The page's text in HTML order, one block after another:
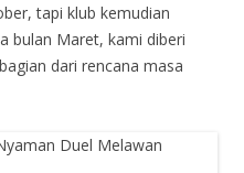
tapi klub kemudian
bulan Maret, kami diberi
dari rencana masa